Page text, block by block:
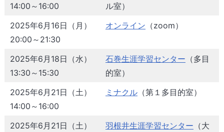
14:00～16:00
ル室）
2025年6月16日（月）
20:00～21:30
オンライン （zoom）
2025年6月18日（水）
13:30～15:30
石巻生涯学習センター （多目
的室）
2025年6月21日（土）
14:00～16:00
ミナクル（第１多目的室）
2025年6月21日（土）
羽根井生涯学習センター （大